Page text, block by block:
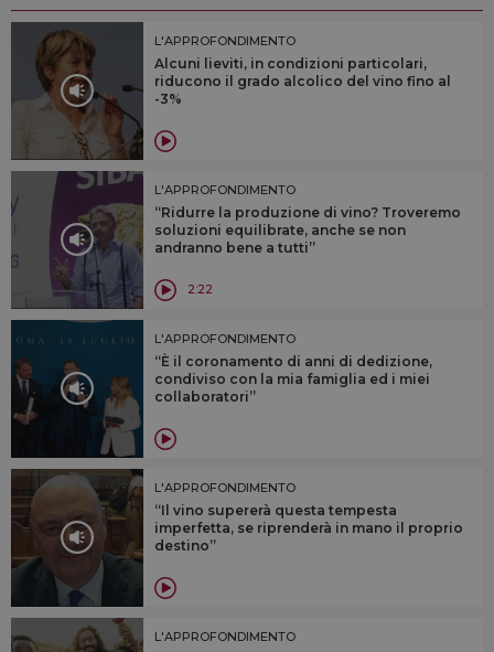
L'APPROFONDIMENTO
Alcuni lieviti, in condizioni particolari,
riducono il grado alcolico del vino fino al
-3%
L'APPROFONDIMENTO
“Ridurre la produzione di vino? Troveremo
soluzioni equilibrate, anche se non
andranno bene a tutti”
2:22
L'APPROFONDIMENTO
“È il coronamento di anni di dedizione,
condiviso con la mia famiglia ed i miei
collaboratori”
L'APPROFONDIMENTO
“Il vino supererà questa tempesta
imperfetta, se riprenderà in mano il proprio
destino”
L'APPROFONDIMENTO